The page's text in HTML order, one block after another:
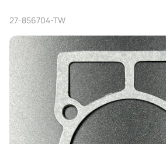
27-856704-TW